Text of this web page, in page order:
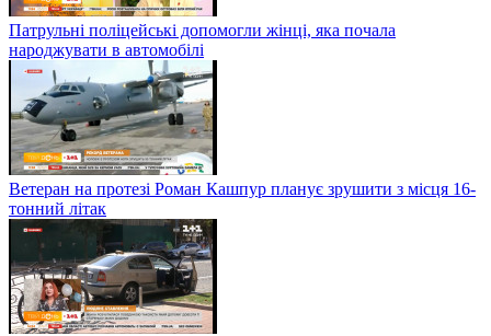
Патрульні поліцейські допомогли жінці, яка почала
народжувати в автомобілі
Ветеран на протезі Роман Кашпур планує зрушити з місця 16-
тонний літак